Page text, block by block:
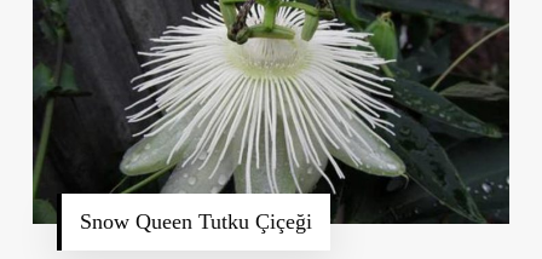
Snow Queen Tutku Çiçeği